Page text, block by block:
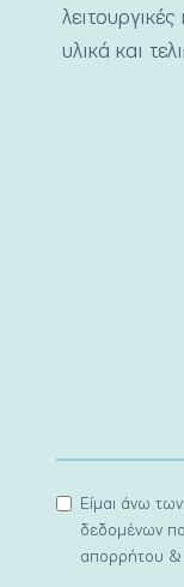
υλικά και
Είμαι άνω
δεδομένων
απορρήτου &